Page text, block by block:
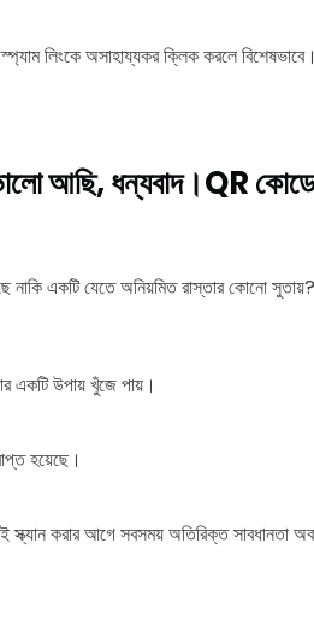
লিংকে অসাহায্যকর ক্লিক করলে বিশেষভাবে।
আছি, ধন্যবাদ।QR
একটি যেতে অনিয়মিত রাস্তার কোনো সুতায়?
একটি উপায় খুঁজে পায়।
হয়েছে।
স্ক্যান করার আগে সবসময় অতিরিক্ত সাবধানতা